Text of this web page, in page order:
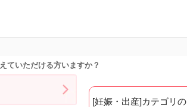
ていただける方いますか？
[妊娠・出産]カテゴリの